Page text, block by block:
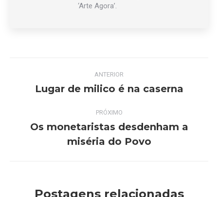
‘Arte Agora’.
NavegaçãoANTERIOR
Post
Lugar de milico é na caserna
PRÓXIMO
post:
Os monetaristas desdenham a
miséria do Povo
Postagens relacionadas